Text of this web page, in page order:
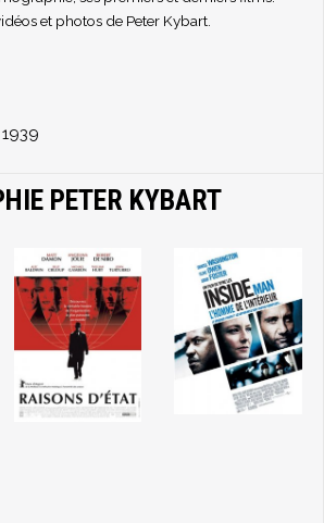
et photos de Peter Kybart.
PETER KYBART